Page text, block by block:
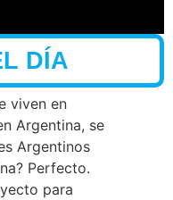
DÍA
viven en
Argentina, se
Argentinos
Perfecto.
para